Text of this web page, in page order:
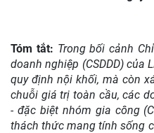
Tóm tắt: Trong bối cảnh
doanh nghiệp (CSDDD) của
quy định nội khối, mà còn
chuỗi giá trị toàn cầu, các
- đặc biệt nhóm gia công
thách thức mang tính sống